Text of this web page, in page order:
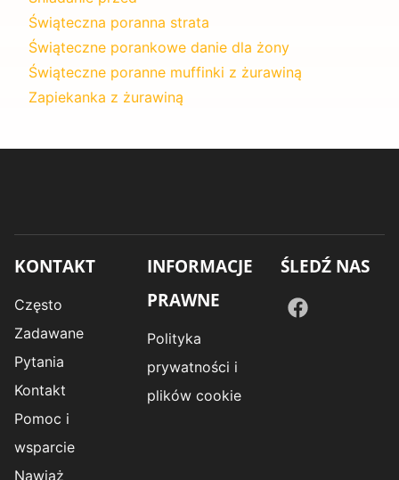
Świąteczna poranna strata
Świąteczne porankowe danie dla żony
Świąteczne poranne muffinki z żurawiną
Zapiekanka z żurawiną
KONTAKT
Często
Zadawane
Pytania
Kontakt
Pomoc i
wsparcie
Nawiąż
INFORMACJE
PRAWNE
Polityka
prywatności i
plików cookie
ŚLEDŹ NAS